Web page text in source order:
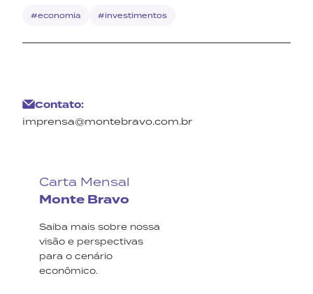
#economia #investimentos
Contato:
imprensa@montebravo.com.br
Carta Mensal
Monte Bravo
Saiba mais sobre nossa
visão e perspectivas
para o cenário
econômico.